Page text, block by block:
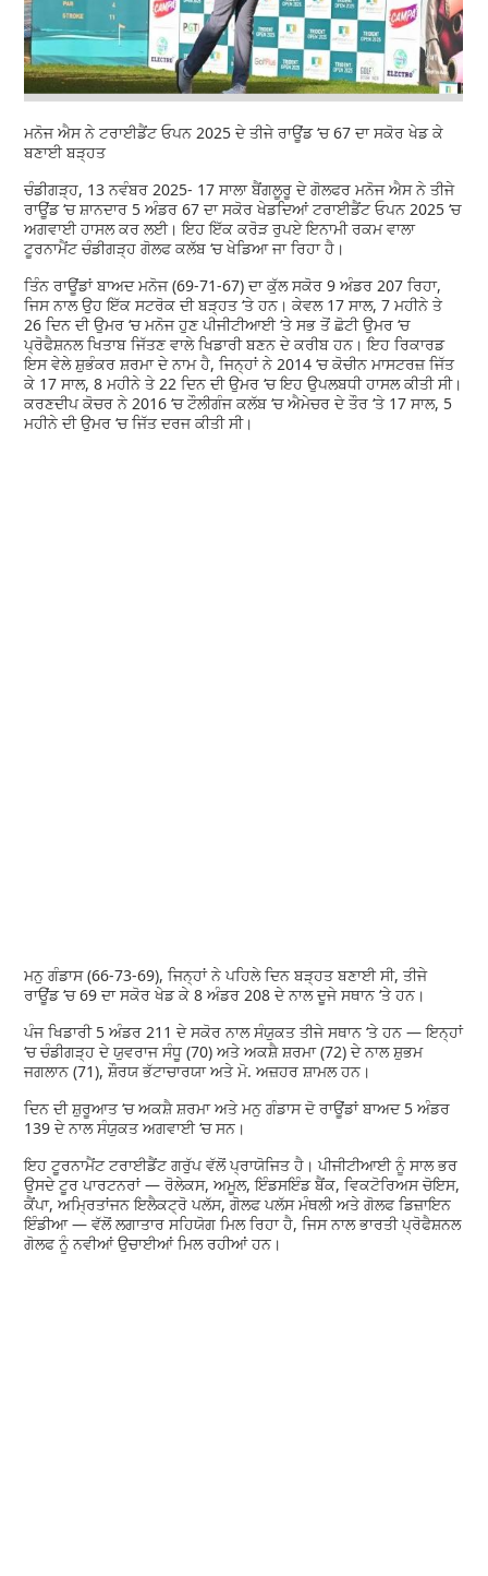
ਮਨੋਜ ਐਸ ਨੇ ਟਰਾਈਡੈਂਟ ਓਪਨ 2025 ਦੇ ਤੀਜੇ ਰਾਊਂਡ ‘ਚ 67 ਦਾ ਸਕੋਰ ਖੇਡ ਕੇ
ਬਣਾਈ ਬੜ੍ਹਤ
ਚੰਡੀਗੜ੍ਹ, 13 ਨਵੰਬਰ 2025- 17 ਸਾਲਾ ਬੈਂਗਲੂਰੂ ਦੇ ਗੋਲਫਰ ਮਨੋਜ ਐਸ ਨੇ ਤੀਜੇ
ਰਾਊਂਡ ‘ਚ ਸ਼ਾਨਦਾਰ 5 ਅੰਡਰ 67 ਦਾ ਸਕੋਰ ਖੇਡਦਿਆਂ ਟਰਾਈਡੈਂਟ ਓਪਨ 2025 ‘ਚ
ਅਗਵਾਈ ਹਾਸਲ ਕਰ ਲਈ। ਇਹ ਇੱਕ ਕਰੋੜ ਰੁਪਏ ਇਨਾਮੀ ਰਕਮ ਵਾਲਾ
ਟੂਰਨਾਮੈਂਟ ਚੰਡੀਗੜ੍ਹ ਗੋਲਫ ਕਲੱਬ ‘ਚ ਖੇਡਿਆ ਜਾ ਰਿਹਾ ਹੈ।
ਤਿੰਨ ਰਾਊਂਡਾਂ ਬਾਅਦ ਮਨੋਜ (69-71-67) ਦਾ ਕੁੱਲ ਸਕੋਰ 9 ਅੰਡਰ 207 ਰਿਹਾ,
ਜਿਸ ਨਾਲ ਉਹ ਇੱਕ ਸਟਰੋਕ ਦੀ ਬੜ੍ਹਤ ‘ਤੇ ਹਨ। ਕੇਵਲ 17 ਸਾਲ, 7 ਮਹੀਨੇ ਤੇ
26 ਦਿਨ ਦੀ ਉਮਰ ‘ਚ ਮਨੋਜ ਹੁਣ ਪੀਜੀਟੀਆਈ ‘ਤੇ ਸਭ ਤੋਂ ਛੋਟੀ ਉਮਰ ‘ਚ
ਪ੍ਰੋਫੈਸ਼ਨਲ ਖਿਤਾਬ ਜਿੱਤਣ ਵਾਲੇ ਖਿਡਾਰੀ ਬਣਨ ਦੇ ਕਰੀਬ ਹਨ। ਇਹ ਰਿਕਾਰਡ
ਇਸ ਵੇਲੇ ਸ਼ੁਭੰਕਰ ਸ਼ਰਮਾ ਦੇ ਨਾਮ ਹੈ, ਜਿਨ੍ਹਾਂ ਨੇ 2014 ‘ਚ ਕੋਚੀਨ ਮਾਸਟਰਜ਼ ਜਿੱਤ
ਕੇ 17 ਸਾਲ, 8 ਮਹੀਨੇ ਤੇ 22 ਦਿਨ ਦੀ ਉਮਰ ‘ਚ ਇਹ ਉਪਲਬਧੀ ਹਾਸਲ ਕੀਤੀ ਸੀ।
ਕਰਣਦੀਪ ਕੋਚਰ ਨੇ 2016 ‘ਚ ਟੌਲੀਗੰਜ ਕਲੱਬ ‘ਚ ਐਮੇਚਰ ਦੇ ਤੌਰ ‘ਤੇ 17 ਸਾਲ, 5
ਮਹੀਨੇ ਦੀ ਉਮਰ ‘ਚ ਜਿੱਤ ਦਰਜ ਕੀਤੀ ਸੀ।
ਮਨੁ ਗੰਡਾਸ (66-73-69), ਜਿਨ੍ਹਾਂ ਨੇ ਪਹਿਲੇ ਦਿਨ ਬੜ੍ਹਤ ਬਣਾਈ ਸੀ, ਤੀਜੇ
ਰਾਊਂਡ ‘ਚ 69 ਦਾ ਸਕੋਰ ਖੇਡ ਕੇ 8 ਅੰਡਰ 208 ਦੇ ਨਾਲ ਦੂਜੇ ਸਥਾਨ ‘ਤੇ ਹਨ।
ਪੰਜ ਖਿਡਾਰੀ 5 ਅੰਡਰ 211 ਦੇ ਸਕੋਰ ਨਾਲ ਸੰਯੁਕਤ ਤੀਜੇ ਸਥਾਨ ‘ਤੇ ਹਨ — ਇਨ੍ਹਾਂ
‘ਚ ਚੰਡੀਗੜ੍ਹ ਦੇ ਯੁਵਰਾਜ ਸੰਧੂ (70) ਅਤੇ ਅਕਸ਼ੈ ਸ਼ਰਮਾ (72) ਦੇ ਨਾਲ ਸ਼ੁਭਮ
ਜਗਲਾਨ (71), ਸ਼ੌਰਯ ਭੱਟਾਚਾਰਯਾ ਅਤੇ ਮੋ. ਅਜ਼ਹਰ ਸ਼ਾਮਲ ਹਨ।
ਦਿਨ ਦੀ ਸ਼ੁਰੂਆਤ ‘ਚ ਅਕਸ਼ੈ ਸ਼ਰਮਾ ਅਤੇ ਮਨੁ ਗੰਡਾਸ ਦੋ ਰਾਊਂਡਾਂ ਬਾਅਦ 5 ਅੰਡਰ
139 ਦੇ ਨਾਲ ਸੰਯੁਕਤ ਅਗਵਾਈ ‘ਚ ਸਨ।
ਇਹ ਟੂਰਨਾਮੈਂਟ ਟਰਾਈਡੈਂਟ ਗਰੁੱਪ ਵੱਲੋਂ ਪ੍ਰਾਯੋਜਿਤ ਹੈ। ਪੀਜੀਟੀਆਈ ਨੂੰ ਸਾਲ ਭਰ
ਉਸਦੇ ਟੂਰ ਪਾਰਟਨਰਾਂ — ਰੋਲੇਕਸ, ਅਮੂਲ, ਇੰਡਸਇੰਡ ਬੈਂਕ, ਵਿਕਟੋਰਿਅਸ ਚੋਇਸ,
ਕੈਂਪਾ, ਅਮ੍ਰਿਤਾਂਜਨ ਇਲੈਕਟ੍ਰੋ ਪਲੱਸ, ਗੋਲਫ ਪਲੱਸ ਮੰਥਲੀ ਅਤੇ ਗੋਲਫ ਡਿਜ਼ਾਇਨ
ਇੰਡੀਆ — ਵੱਲੋਂ ਲਗਾਤਾਰ ਸਹਿਯੋਗ ਮਿਲ ਰਿਹਾ ਹੈ, ਜਿਸ ਨਾਲ ਭਾਰਤੀ ਪ੍ਰੋਫੈਸ਼ਨਲ
ਗੋਲਫ ਨੂੰ ਨਵੀਆਂ ਉਚਾਈਆਂ ਮਿਲ ਰਹੀਆਂ ਹਨ।